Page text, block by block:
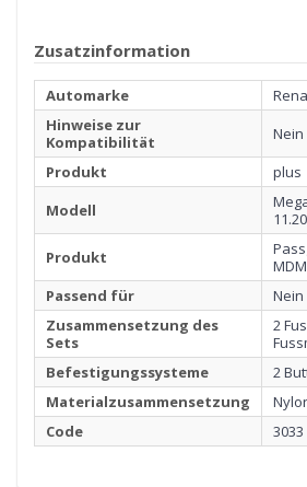
Zusatzinformation
Automarke
Hinweise zur
Kompatibilität
Nein
Produkt
plus
Modell
Produkt
Passend für
Nein
Zusammensetzung des
Sets
2
Befestigungssysteme
2
Materialzusammensetzung
Code
3033